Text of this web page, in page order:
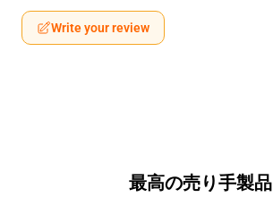
Write your review
最高の売り手製品